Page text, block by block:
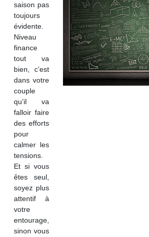
saison pas
toujours
évidente.
Niveau
finance
tout va
bien, c’est
dans votre
couple
qu’il va
falloir faire
des efforts
pour
calmer les
tensions.
Et si vous
êtes seul,
soyez plus
attentif à
votre
entourage,
sinon vous